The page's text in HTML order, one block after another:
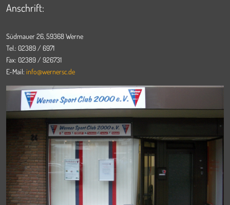
Anschrift:
Südmauer 26, 59368 Werne
Tel.: 02389 / 6971
Fax: 02389 / 926731
E-Mail: info@wernersc.de